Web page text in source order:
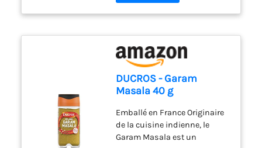
Épicé. Produit de l'inde
Qualité supérieure
DUCROS - Garam
Masala 40 g
Emballé en France Originaire
de la cuisine indienne, le
Garam Masala est un